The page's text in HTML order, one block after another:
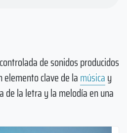
de sonidos producidos
elemento clave de lamúsicay
de la letra y la melodía en una